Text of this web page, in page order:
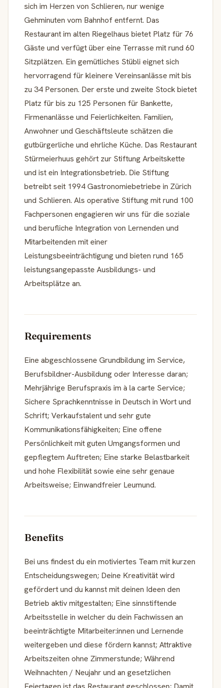
sich im Herzen von Schlieren, nur wenige
Gehminuten vom Bahnhof entfernt. Das
Restaurant im alten Riegelhaus bietet Platz für 76
Gäste und verfügt über eine Terrasse mit rund 60
Sitzplätzen. Ein gemütliches Stübli eignet sich
hervorragend für kleinere Vereinsanlässe mit bis
zu 34 Personen. Der erste und zweite Stock bietet
Platz für bis zu 125 Personen für Bankette,
Firmenanlässe und Feierlichkeiten. Familien,
Anwohner und Geschäftsleute schätzen die
gutbürgerliche und ehrliche Küche. Das Restaurant
Stürmeierhuus gehört zur Stiftung Arbeitskette
und ist ein Integrationsbetrieb. Die Stiftung
betreibt seit 1994 Gastronomiebetriebe in Zürich
und Schlieren. Als operative Stiftung mit rund 100
Fachpersonen engagieren wir uns für die soziale
und berufliche Integration von Lernenden und
Mitarbeitenden mit einer
Leistungsbeeinträchtigung und bieten rund 165
leistungsangepasste Ausbildungs- und
Arbeitsplätze an.
Requirements
Eine abgeschlossene Grundbildung im Service,
Berufsbildner-Ausbildung oder Interesse daran;
Mehrjährige Berufspraxis im à la carte Service;
Sichere Sprachkenntnisse in Deutsch in Wort und
Schrift; Verkaufstalent und sehr gute
Kommunikationsfähigkeiten; Eine offene
Persönlichkeit mit guten Umgangsformen und
gepflegtem Auftreten; Eine starke Belastbarkeit
und hohe Flexibilität sowie eine sehr genaue
Arbeitsweise; Einwandfreier Leumund.
Benefits
Bei uns findest du ein motiviertes Team mit kurzen
Entscheidungswegen; Deine Kreativität wird
gefördert und du kannst mit deinen Ideen den
Betrieb aktiv mitgestalten; Eine sinnstiftende
Arbeitsstelle in welcher du dein Fachwissen an
beeinträchtigte Mitarbeiter:innen und Lernende
weitergeben und diese fördern kannst; Attraktive
Arbeitszeiten ohne Zimmerstunde; Während
Weihnachten / Neujahr und an gesetzlichen